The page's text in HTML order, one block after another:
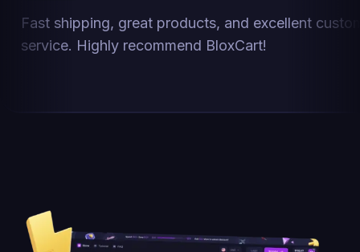
Fast shipping, great products, and excellent
service. Highly recommend BloxCart!